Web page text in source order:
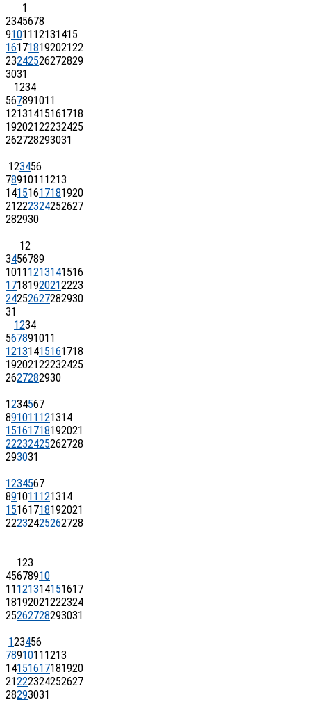
1
2345678
9101112131415
16171819202122
23242526272829
3031
1234
567891011
12131415161718
19202122232425
262728293031
123456
78910111213
14151617181920
21222324252627
282930
12
3456789
10111213141516
17181920212223
24252627282930
31
1234
567891011
12131415161718
19202122232425
2627282930
1234567
891011121314
15161718192021
22232425262728
293031
1234567
891011121314
15161718192021
22232425262728
123
45678910
11121314151617
18192021222324
25262728293031
123456
78910111213
14151617181920
21222324252627
28293031